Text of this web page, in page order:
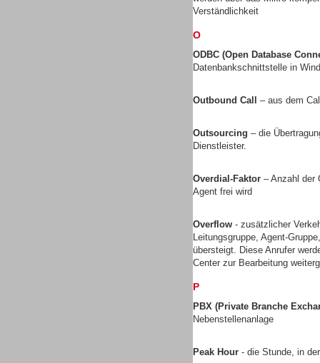
Verständlichkeit
O
ODBC (Open Database
Datenbankschnittstelle in
Outbound Call – aus dem
Outsourcing – die
Dienstleister.
Overdial-Faktor – Anzahl der
Agent frei wird
Overflow - zusätzlicher
Leitungsgruppe, Agent-
übersteigt. Diese Anrufer
Center zur Bearbeitung
P
PBX (Private Branche
Nebenstellenanlage
Peak Hour - die Stunde, in